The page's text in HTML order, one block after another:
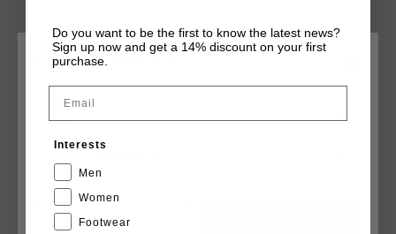
KIES JE LOCATIE EN TAAL
CANCEL
Do you want to be the first to know the latest news?
Sign up now and get a 14% discount on your first
purchase.
Interests
Men
Women
Footwear